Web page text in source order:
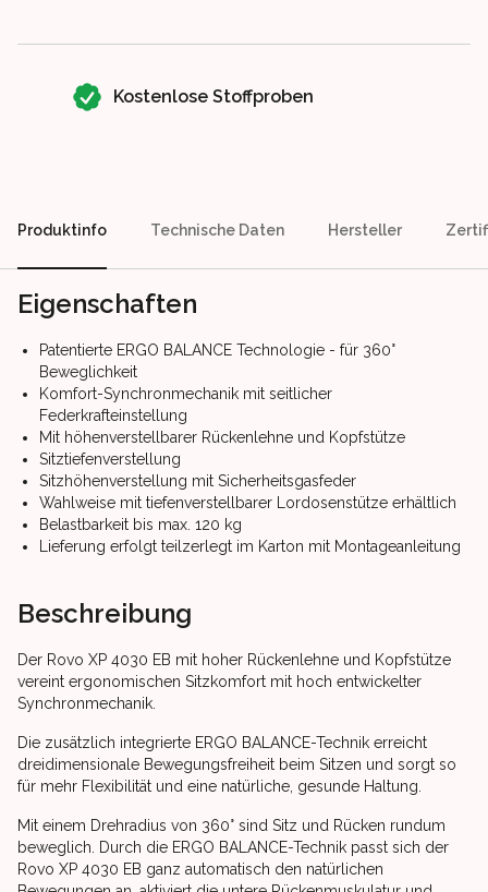
Kostenlose Stoffproben
Produktinfo Technische Daten Hersteller
Eigenschaften
Patentierte ERGO BALANCE Technologie - für 360°
Beweglichkeit
Komfort-Synchronmechanik mit seitlicher
Federkrafteinstellung
Mit höhenverstellbarer Rückenlehne und Kopfstütze
Sitztiefenverstellung
Sitzhöhenverstellung mit Sicherheitsgasfeder
Wahlweise mit tiefenverstellbarer Lordosenstütze erhältlich
Belastbarkeit bis max. 120 kg
Lieferung erfolgt teilzerlegt im Karton mit Montageanleitung
Beschreibung
Der Rovo XP 4030 EB mit hoher Rückenlehne und Kopfstütze
vereint ergonomischen Sitzkomfort mit hoch entwickelter
Synchronmechanik.
Die zusätzlich integrierte ERGO BALANCE-Technik erreicht
dreidimensionale Bewegungsfreiheit beim Sitzen und sorgt so
für mehr Flexibilität und eine natürliche, gesunde Haltung.
Mit einem Drehradius von 360° sind Sitz und Rücken rundum
beweglich. Durch die ERGO BALANCE-Technik passt sich der
Rovo XP 4030 EB ganz automatisch den natürlichen